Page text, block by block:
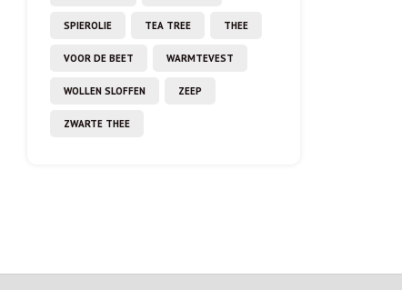
SPIEROLIE TEA TREE THEE
VOOR DE BEET WARMTEVEST
WOLLEN SLOFFEN ZEEP
ZWARTE THEE